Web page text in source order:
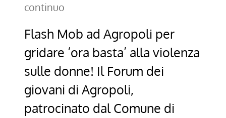
continuo
Flash Mob ad Agropoli per
gridare ‘ora basta’ alla violenza
sulle donne! Il Forum dei
giovani di Agropoli,
patrocinato dal Comune di